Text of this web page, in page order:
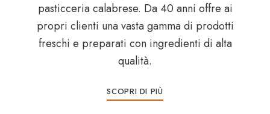
pasticceria calabrese. Da 40 anni offre ai
propri clienti una vasta gamma di prodotti
freschi e preparati con ingredienti di alta
qualità.
SCOPRI DI PIÙ